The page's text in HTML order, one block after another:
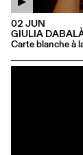
GIULIA
Carte blanche à
02 JUN